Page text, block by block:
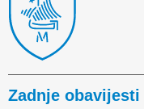
Zadnje obavijesti